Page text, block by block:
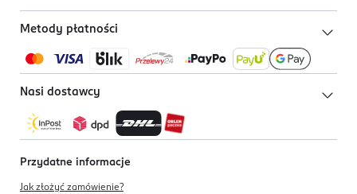
Metody płatności
Nasi dostawcy
Przydatne informacje
Jak złożyć zamówienie?